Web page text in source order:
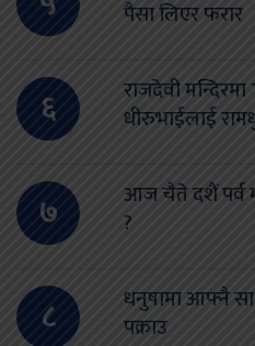
पैसा लिएर फरार
६
राजदेवी
धीरुभाईलाई
७
आज चैते दशैं पर्व
?
८
धनुषामा आफ्नै
पक्राउ